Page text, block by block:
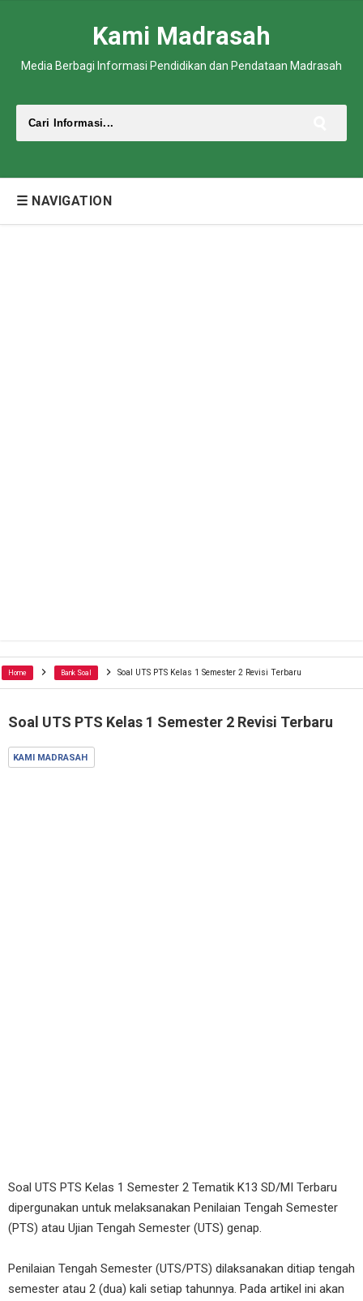
Kami Madrasah
Media Berbagi Informasi Pendidikan dan Pendataan Madrasah
☰ NAVIGATION
Home Bank Soal Soal UTS PTS Kelas 1 Semester 2 Revisi Terbaru
Soal UTS PTS Kelas 1 Semester 2 Revisi Terbaru
KAMI MADRASAH
Soal UTS PTS Kelas 1 Semester 2 Tematik K13 SD/MI Terbaru
dipergunakan untuk melaksanakan Penilaian Tengah Semester
(PTS) atau Ujian Tengah Semester (UTS) genap.
Penilaian Tengah Semester (UTS/PTS) dilaksanakan ditiap tengah
semester atau 2 (dua) kali setiap tahunnya. Pada artikel ini akan